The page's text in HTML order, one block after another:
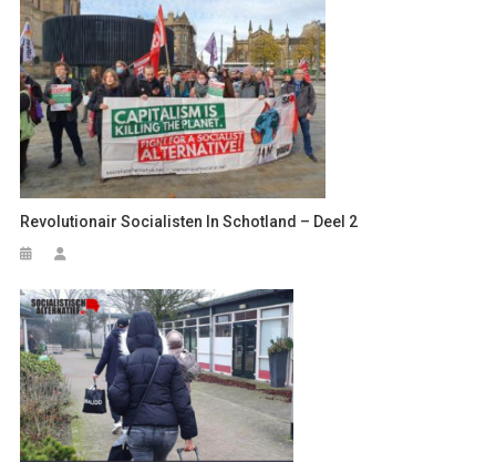
Revolutionair Socialisten In Schotland – Deel 2